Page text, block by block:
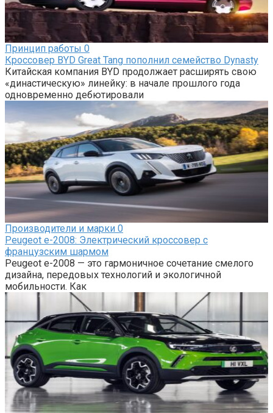
Принцип работы 0
Кроссовер BYD Great Tang пополнил семейство Dynasty
Китайская компания BYD продолжает расширять свою
«династическую» линейку: в начале прошлого года
одновременно дебютировали
Производители и марки 0
Peugeot e-2008: Электрический кроссовер с
французским шармом
Peugeot e-2008 — это гармоничное сочетание смелого
дизайна, передовых технологий и экологичной
мобильности. Как